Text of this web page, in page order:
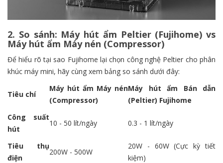
2. So sánh: Máy hút ẩm Peltier (Fujihome) vs
Máy hút ẩm Máy nén (Compressor)
Để hiểu rõ tại sao Fujihome lại chọn công nghệ Peltier cho phân
khúc máy mini, hãy cùng xem bảng so sánh dưới đây:
Tiêu chí
Máy hút ẩm Máy nén
(Compressor)
Máy hút ẩm Bán dẫn
(Peltier) Fujihome
Công suất
hút
10 - 50 lít/ngày 0.3 - 1 lít/ngày
Tiêu thụ
điện
200W - 500W
20W - 60W (Cực kỳ tiết
kiệm)